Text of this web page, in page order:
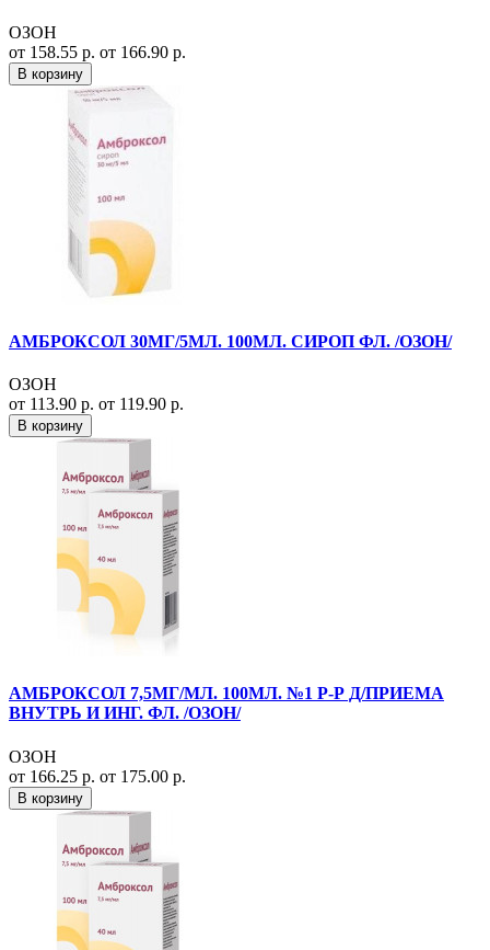
ОЗОН
от 158.55 р. от 166.90 р.
В корзину
АМБРОКСОЛ 30МГ/5МЛ. 100МЛ. СИРОП ФЛ. /ОЗОН/
ОЗОН
от 113.90 р. от 119.90 р.
В корзину
АМБРОКСОЛ 7,5МГ/МЛ. 100МЛ. №1 Р-Р Д/ПРИЕМА
ВНУТРЬ И ИНГ. ФЛ. /ОЗОН/
ОЗОН
от 166.25 р. от 175.00 р.
В корзину